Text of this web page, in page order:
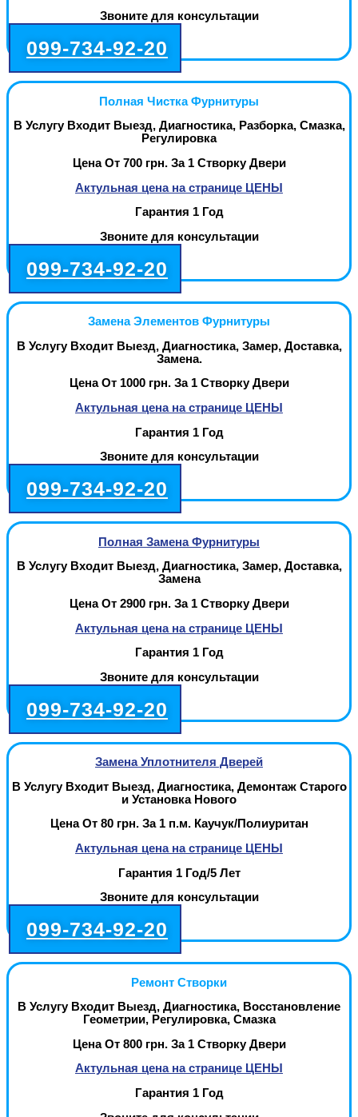
Звоните для консультации
099-734-92-20
Полная Чистка Фурнитуры
В Услугу Входит Выезд, Диагностика, Разборка, Смазка,
Регулировка
Цена От 700 грн. За 1 Створку Двери
Актульная цена на странице ЦЕНЫ
Гарантия 1 Год
Звоните для консультации
099-734-92-20
Замена Элементов Фурнитуры
В Услугу Входит Выезд, Диагностика, Замер, Доставка,
Замена.
Цена От 1000 грн. За 1 Створку Двери
Актульная цена на странице ЦЕНЫ
Гарантия 1 Год
Звоните для консультации
099-734-92-20
Полная Замена Фурнитуры
В Услугу Входит Выезд, Диагностика, Замер, Доставка,
Замена
Цена От 2900 грн. За 1 Створку Двери
Актульная цена на странице ЦЕНЫ
Гарантия 1 Год
Звоните для консультации
099-734-92-20
Замена Уплотнителя Дверей
В Услугу Входит Выезд, Диагностика, Демонтаж Старого
и Установка Нового
Цена От 80 грн. За 1 п.м. Каучук/Полиуритан
Актульная цена на странице ЦЕНЫ
Гарантия 1 Год/5 Лет
Звоните для консультации
099-734-92-20
Ремонт Створки
В Услугу Входит Выезд, Диагностика, Восстановление
Геометрии, Регулировка, Смазка
Цена От 800 грн. За 1 Створку Двери
Актульная цена на странице ЦЕНЫ
Гарантия 1 Год